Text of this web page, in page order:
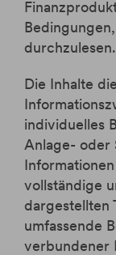
durchzulesen.
Die Inhalte
individuelles
Anlage- oder
vollständige
dargestellten
umfassende
verbundener